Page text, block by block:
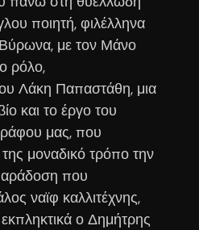
ποιητή, φιλέλληνα
Βύρωνα, με τον Μάνο
ρόλο,
Λάκη Παπαστάθη, μια
και το έργο του
μας, που
μοναδικό τρόπο την
που
ναϊφ καλλιτέχνης,
ο Δημήτρης